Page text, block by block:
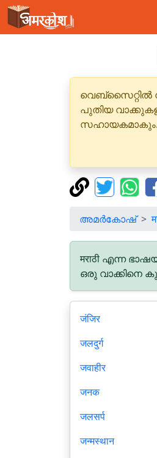
വെബ്‌സൈറ്റിൽ
പുതിയ
സഹായകമാകും.
അമർകോഷ്
मराठी എന്ന
ഒരു വാക്കിനെ
जंजिर
जलदुर्ग
जवाहीर
जनक
जलसर्प
जन्मस्थान